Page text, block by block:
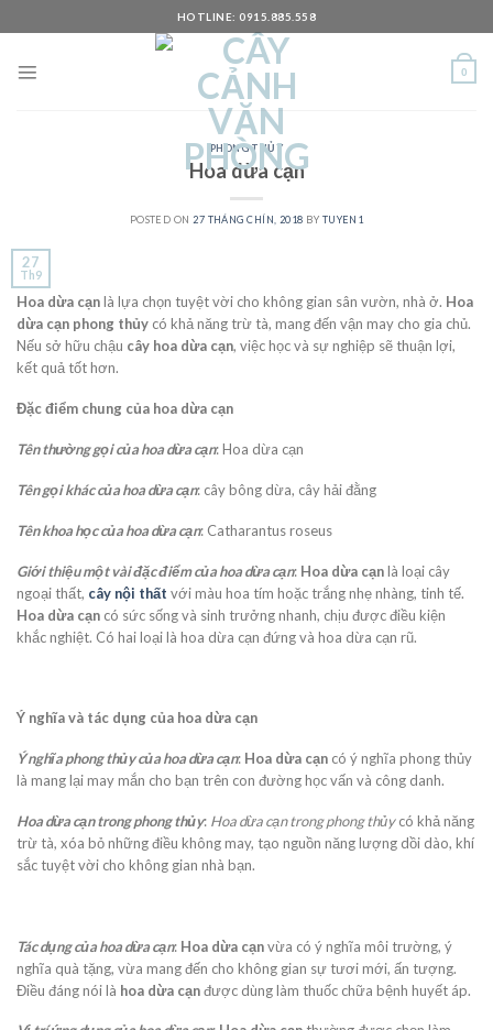
to
HOTLINE: 0915.885.558
0
PHONG THỦY
Hoa dừa cạn
POSTED ON27 THÁNG CHÍN, 2018 BY TUYEN1
27
Th9
Hoa dừa cạnlà lựa chọn tuyệt vời cho không gian sân vườn, nhà ở. Hoa
dừa cạn phong thủy có khả năng trừ tà, mang đến vận may cho gia chủ.
Nếu sở hữu chậu cây hoa dừa cạn, việc học và sự nghiệp sẽ thuận lợi,
kết quả tốt hơn.
Đặc điểm chung của hoa dừa cạn
Tên thường gọi của hoa dừa cạn: Hoa dừa cạn
Tên gọi khác của hoa dừa cạn: cây bông dừa, cây hải đằng
Tên khoa học của hoa dừa cạn: Catharantus roseus
Giới thiệu một vài đặc điểm của hoa dừa cạn: Hoa dừa cạnlà loại cây
ngoại thất, cây nội thất với màu hoa tím hoặc trắng nhẹ nhàng, tinh tế.
Hoa dừa cạn có sức sống và sinh trưởng nhanh, chịu được điều kiện
khắc nghiệt. Có hai loại là hoa dừa cạn đứng và hoa dừa cạn rũ.
Ý nghĩa và tác dụng của hoa dừa cạn
Ý nghĩa phong thủy của hoa dừa cạn: Hoa dừa cạn có ý nghĩa phong thủy
là mang lại may mắn cho bạn trên con đường học vấn và công danh.
Hoa dừa cạn trong phong thủy: Hoa dừa cạn trong phong thủycó khả năng
trừ tà, xóa bỏ những điều không may, tạo nguồn năng lượng dồi dào, khí
sắc tuyệt vời cho không gian nhà bạn.
Tác dụng của hoa dừa cạn: Hoa dừa cạnvừa có ý nghĩa môi trường, ý
nghĩa quà tặng, vừa mang đến cho không gian sự tươi mới, ấn tượng.
Điều đáng nói là hoa dừa cạnđược dùng làm thuốc chữa bệnh huyết áp.